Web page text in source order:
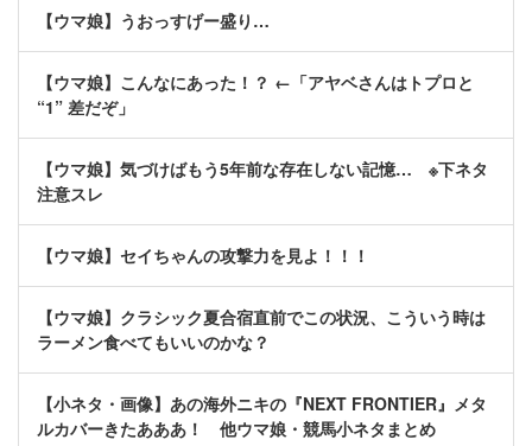
【ウマ娘】うおっすげー盛り…
【ウマ娘】こんなにあった！？ ←「アヤベさんはトプロと
“1” 差だぞ」
【ウマ娘】気づけばもう5年前な存在しない記憶… ※下ネタ
注意スレ
【ウマ娘】セイちゃんの攻撃力を見よ！！！
【ウマ娘】クラシック夏合宿直前でこの状況、こういう時は
ラーメン食べてもいいのかな？
【小ネタ・画像】あの海外ニキの『NEXT FRONTIER』メタ
ルカバーきたあああ！ 他ウマ娘・競馬小ネタまとめ